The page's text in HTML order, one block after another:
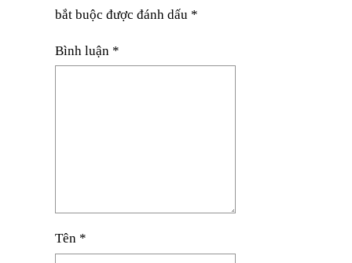
bắt buộc được đánh dấu *
Bình luận *
Tên *